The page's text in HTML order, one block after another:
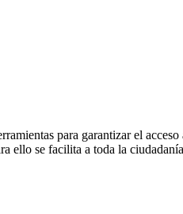
para garantizar el
ello se facilita a toda la